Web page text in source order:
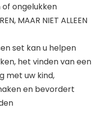
ongelukken
MAAR NIET ALLEEN
set kan u helpen
het vinden van een
met uw kind,
en bevordert